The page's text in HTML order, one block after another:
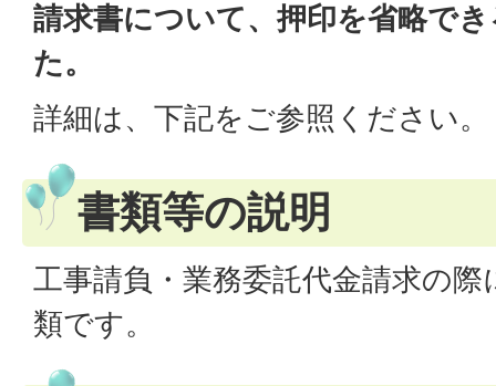
請求書について、押印を省略で
た。
詳細は、下記をご参照ください。
書類等の説明
工事請負・業務委託代金請求の
類です。